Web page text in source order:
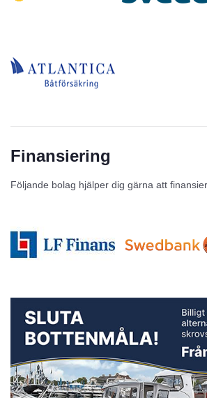
Finansiering
Följande bolag hjälper dig gärna att